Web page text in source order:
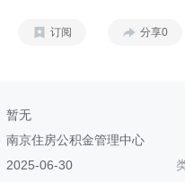
订阅 分享0
暂无
南京住房公积金管理中心
2025-06-30